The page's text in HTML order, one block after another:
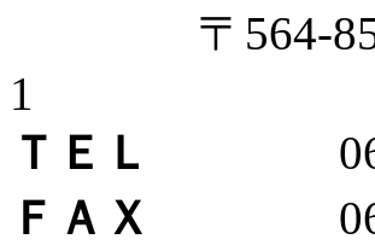
〒564-8565
1
ＴＥＬ
06-
ＦＡＸ
06-